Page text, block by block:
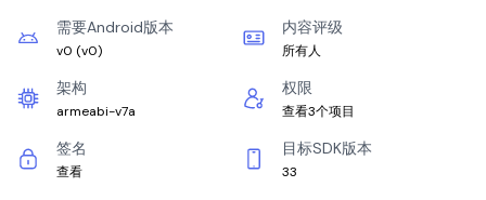
需要Android版本
v0 (v0)
内容评级
所有人
架构
armeabi-v7a
权限
查看3个项目
签名
查看
目标SDK版本
33